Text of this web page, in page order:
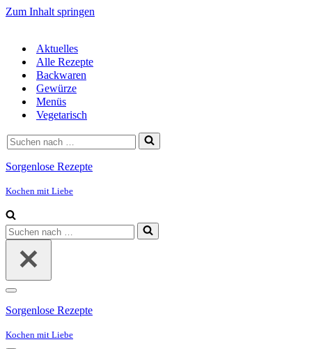
Zum Inhalt springen
Aktuelles
Alle Rezepte
Backwaren
Gewürze
Menüs
Vegetarisch
Suchen
nach …
Sorgenlose Rezepte
Kochen mit Liebe
Suchen
nach …
Navigationsmenü
Sorgenlose Rezepte
Kochen mit Liebe